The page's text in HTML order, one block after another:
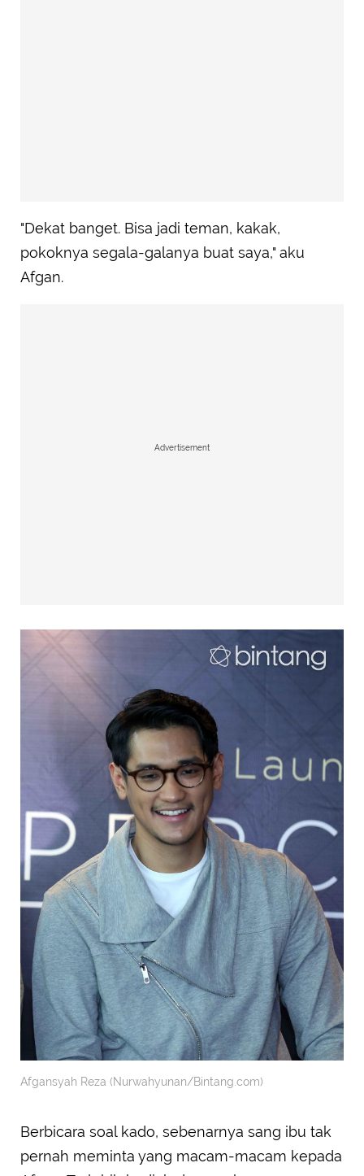
"Dekat banget. Bisa jadi teman, kakak,
pokoknya segala-galanya buat saya," aku
Afgan.
Advertisement
Afgansyah Reza (Nurwahyunan/Bintang.com)
Berbicara soal kado, sebenarnya sang ibu tak
pernah meminta yang macam-macam kepada